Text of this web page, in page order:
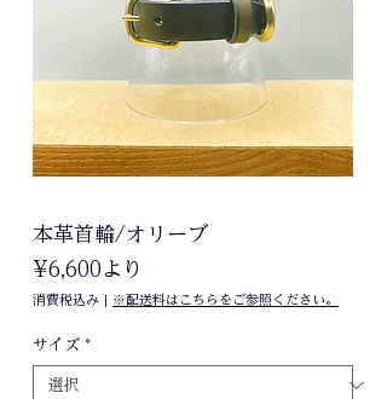
本革首輪/オリーブ
¥6,600 より
ー
格
消費税込み | ※配送料はこちらをご参照ください。
サイズ *